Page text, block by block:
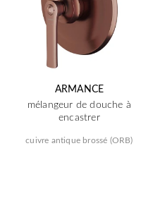
ARMANCE
mélangeur de douche à
encastrer
cuivre antique brossé (ORB)